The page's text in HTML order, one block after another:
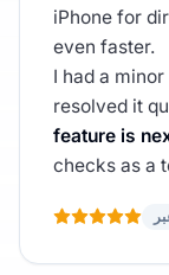
iPhone for
even faster.
I had a
resolved it
feature is
checks as a